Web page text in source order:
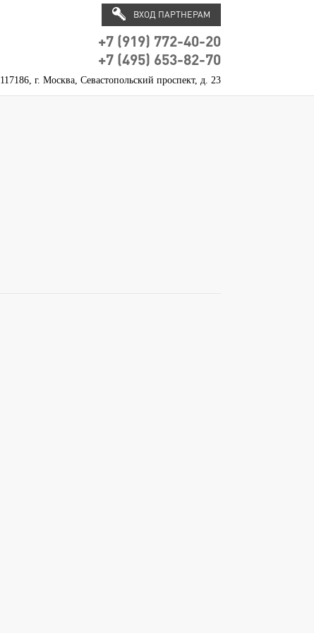
ВХОД ПАРТНЕРАМ
+7 (919) 772-40-20
+7 (495) 653-82-70
117186, г. Москва, Севастопольский проспект, д. 23